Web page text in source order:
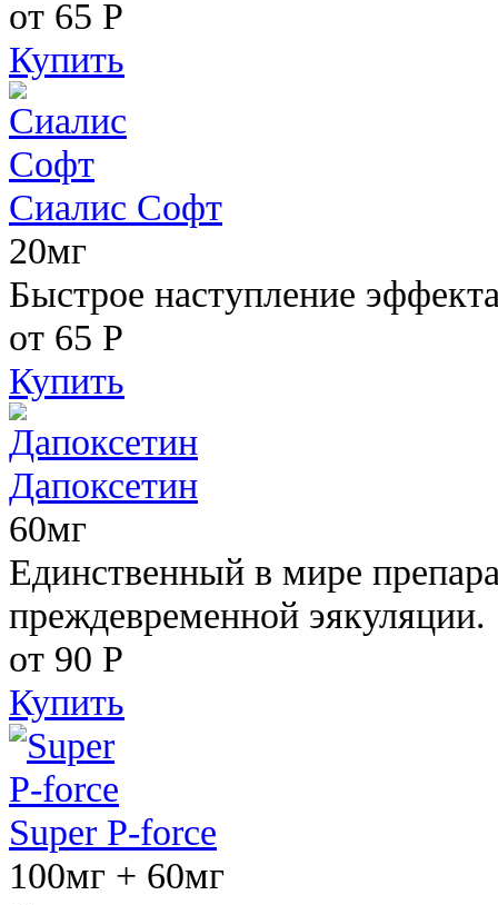
от 65 Р
Купить
Сиалис Софт
20мг
Быстрое наступление
от 65 Р
Купить
Дапоксетин
60мг
Единственный в мире
преждевременной эякуляции.
от 90 Р
Купить
Super P-force
100мг + 60мг